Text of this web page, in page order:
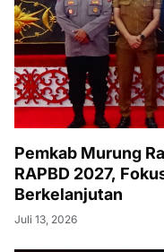
Pemkab Murung
RAPBD 2027,
Berkelanjutan
Juli 13, 2026